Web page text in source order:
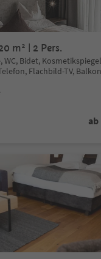
m² | 2 Pers.
Bidet,
Flachbild-TV,
ab